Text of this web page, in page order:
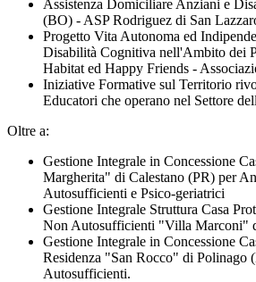
Assistenza Domiciliare Anziani e
(BO) - ASP Rodriguez di San
Progetto Vita Autonoma ed
Disabilità Cognitiva nell'Ambito dei
Habitat ed Happy Friends -
Iniziative Formative sul Territorio
Educatori che operano nel Settore
Oltre a:
Gestione Integrale in Concessione
Margherita" di Calestano (PR) per
Autosufficienti e Psico-geriatrici
Gestione Integrale Struttura Casa
Non Autosufficienti "Villa Marconi"
Gestione Integrale in Concessione
Residenza "San Rocco" di Polinago
Autosufficienti.